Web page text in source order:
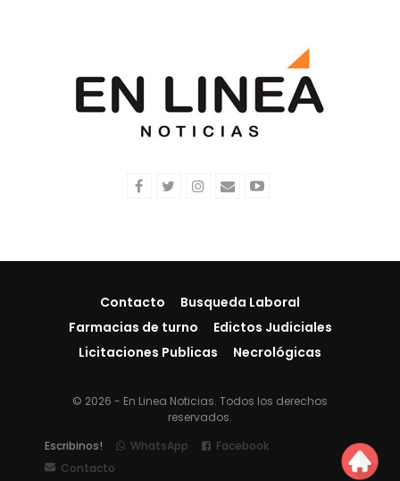
Contacto
Busqueda Laboral
Farmacias de turno
Edictos Judiciales
Licitaciones Publicas
Necrológicas
© 2026 - En Linea Noticias. Todos los derechos
reservados.
Escribinos!
WhatsApp
Facebook
Contacto